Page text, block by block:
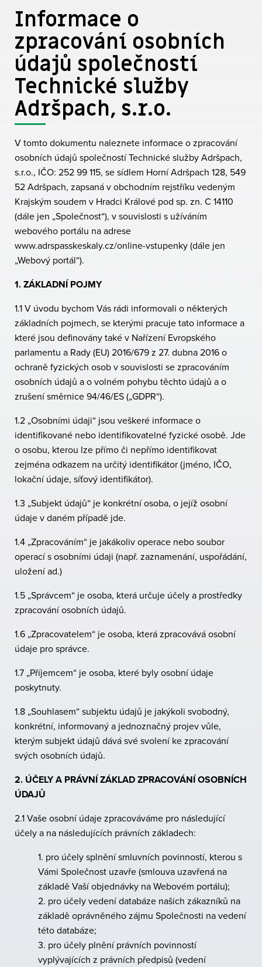
Informace o
zpracování osobních
údajů společností
Technické služby
Adršpach, s.r.o.
V tomto dokumentu naleznete informace o zpracování
osobních údajů společností Technické služby Adršpach,
s.r.o., IČO: 252 99 115, se sídlem Horní Adršpach 128, 549
52 Adršpach, zapsaná v obchodním rejstříku vedeným
Krajským soudem v Hradci Králové pod sp. zn. C 14110
(dále jen „Společnost“), v souvislosti s užíváním
webového portálu na adrese
www.adrspasskeskaly.cz/online-vstupenky (dále jen
„Webový portál“).
1. ZÁKLADNÍ POJMY
1.1 V úvodu bychom Vás rádi informovali o některých
základních pojmech, se kterými pracuje tato informace a
které jsou definovány také v Nařízení Evropského
parlamentu a Rady (EU) 2016/679 z 27. dubna 2016 o
ochraně fyzických osob v souvislosti se zpracováním
osobních údajů a o volném pohybu těchto údajů a o
zrušení směrnice 94/46/ES („GDPR“).
1.2 „Osobními údaji“ jsou veškeré informace o
identifikované nebo identifikovatelné fyzické osobě. Jde
o osobu, kterou lze přímo či nepřímo identifikovat
zejména odkazem na určitý identifikátor (jméno, IČO,
lokační údaje, síťový identifikátor).
1.3 „Subjekt údajů“ je konkrétní osoba, o jejíž osobní
údaje v daném případě jde.
1.4 „Zpracováním“ je jakákoliv operace nebo soubor
operací s osobními údaji (např. zaznamenání, uspořádání,
uložení ad.)
1.5 „Správcem“ je osoba, která určuje účely a prostředky
zpracování osobních údajů.
1.6 „Zpracovatelem“ je osoba, která zpracovává osobní
údaje pro správce.
1.7 „Příjemcem“ je osoba, které byly osobní údaje
poskytnuty.
1.8 „Souhlasem“ subjektu údajů je jakýkoli svobodný,
konkrétní, informovaný a jednoznačný projev vůle,
kterým subjekt údajů dává své svolení ke zpracování
svých osobních údajů.
2. ÚČELY A PRÁVNÍ ZÁKLAD ZPRACOVÁNÍ OSOBNÍCH
ÚDAJŮ
2.1 Vaše osobní údaje zpracováváme pro následující
účely a na následujících právních základech:
1. pro účely splnění smluvních povinností, kterou s
Vámi Společnost uzavře (smlouva uzavřená na
základě Vaší objednávky na Webovém portálu);
2. pro účely vedení databáze našich zákazníků na
základě oprávněného zájmu Společnosti na vedení
této databáze;
3. pro účely plnění právních povinností
vyplývajících z právních předpisů (vedení